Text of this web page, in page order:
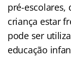
pré-escolares,
criança estar
pode ser
educação